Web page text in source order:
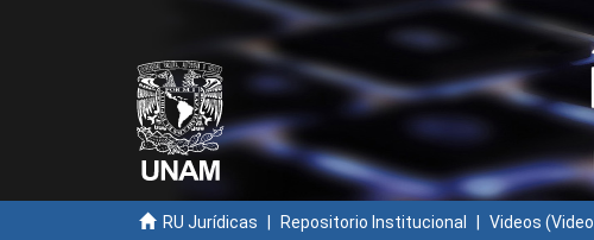
RU Jurídicas Repositorio Institucional Videos